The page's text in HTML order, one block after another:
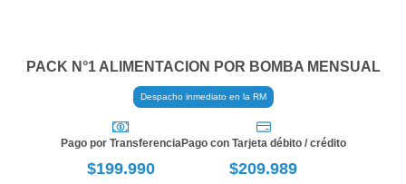
PACK N°1 ALIMENTACION POR BOMBA MENSUAL
Despacho inmediato en la RM
Pago por Transferencia
$199.990
Pago con Tarjeta débito / crédito
$209.989